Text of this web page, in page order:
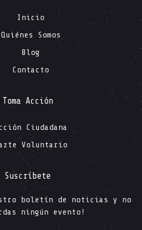
Inicio
Quiénes Somos
Blog
Contacto
Toma Acción
Ciudadana
Voluntario
Suscríbete
boletín de noticias y no
ningún evento!